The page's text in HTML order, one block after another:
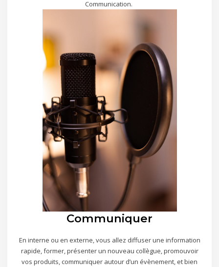
Communication.
Communiquer
En interne ou en externe, vous allez diffuser une information
rapide, former, présenter un nouveau collègue, promouvoir
vos produits, communiquer autour d’un évènement, et bien